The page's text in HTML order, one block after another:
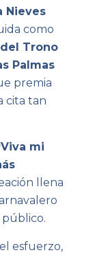
Nieves
como
Trono
Palmas
premia
cita tan
mi
llena
esfuerzo,